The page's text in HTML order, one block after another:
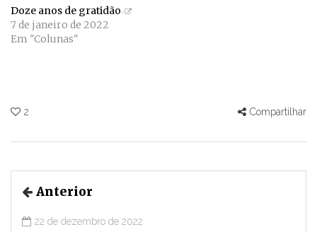
Doze anos de gratidão
7 de janeiro de 2022
Em "Colunas"
2 Compartilhar
Anterior
22 de dezembro de 2022